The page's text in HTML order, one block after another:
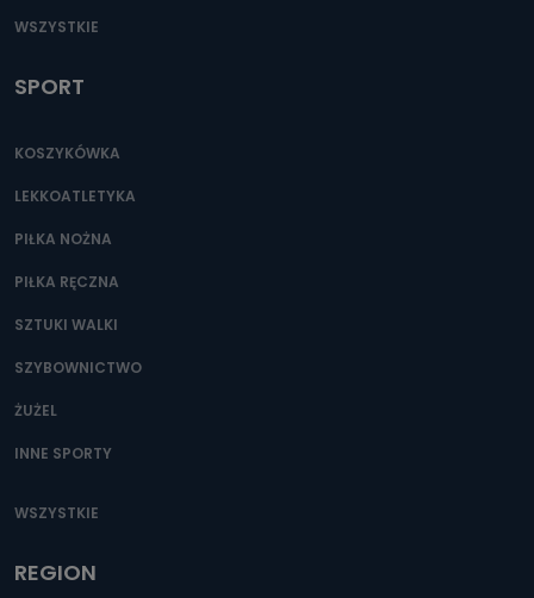
WSZYSTKIE
SPORT
KOSZYKÓWKA
LEKKOATLETYKA
PIŁKA NOŻNA
PIŁKA RĘCZNA
SZTUKI WALKI
SZYBOWNICTWO
ŻUŻEL
INNE SPORTY
WSZYSTKIE
REGION